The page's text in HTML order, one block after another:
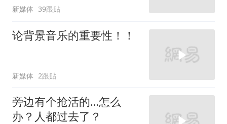
新媒体 39跟贴
论背景音乐的重要性！！
新媒体 2跟贴
旁边有个抢活的…怎么
办？人都过去了？